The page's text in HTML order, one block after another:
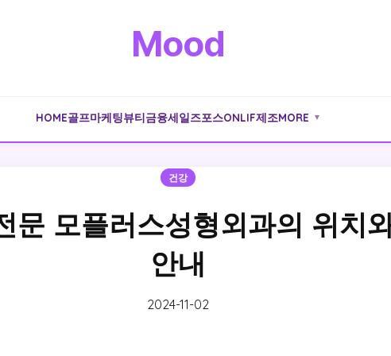
Mood
HOME골프마케팅뷰티금융세일즈포스ONLIF제조MORE ▼
건강
문 모플러스성형외과의 위치
안내
2024-11-02